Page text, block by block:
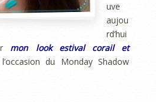
uve
aujou
rd’hui
mon look estival corail et
du Monday Shadow